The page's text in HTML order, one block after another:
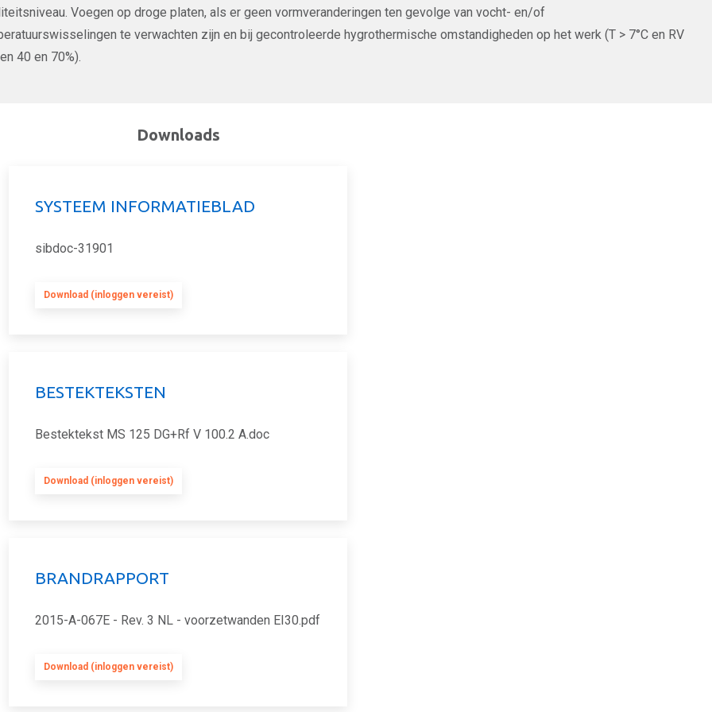
Voegen op droge platen, als er geen vormveranderingen ten gevolge van vocht- en/of
te verwachten zijn en bij gecontroleerde hygrothermische omstandigheden op het werk (T > 7°C en RV
40 en 70%).
Downloads
SYSTEEM INFORMATIEBLAD
sibdoc-31901
Download (inloggen vereist)
BESTEKTEKSTEN
Bestektekst MS 125 DG+Rf V 100.2 A.doc
Download (inloggen vereist)
BRANDRAPPORT
2015-A-067E - Rev. 3 NL - voorzetwanden EI30.pdf
Download (inloggen vereist)